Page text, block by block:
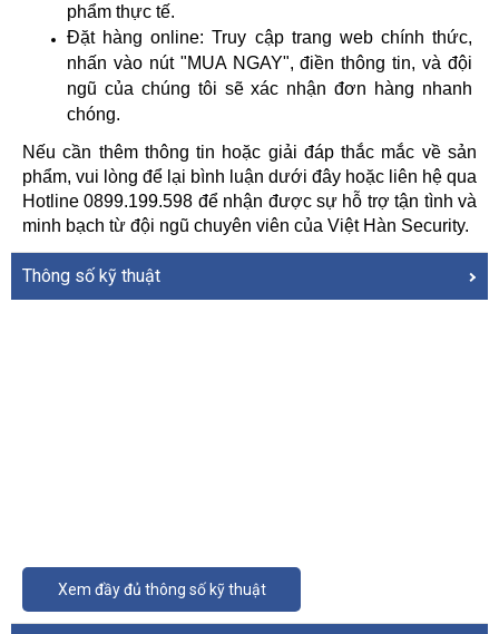
phẩm thực tế.
Đặt hàng online: Truy cập trang web chính thức,
nhấn vào nút "MUA NGAY", điền thông tin, và đội
ngũ của chúng tôi sẽ xác nhận đơn hàng nhanh
chóng.
Nếu cần thêm thông tin hoặc giải đáp thắc mắc về sản
phẩm, vui lòng để lại bình luận dưới đây hoặc liên hệ qua
Hotline 0899.199.598 để nhận được sự hỗ trợ tận tình và
minh bạch từ đội ngũ chuyên viên của Việt Hàn Security.
Thông số kỹ thuật
Xem đầy đủ thông số kỹ thuật